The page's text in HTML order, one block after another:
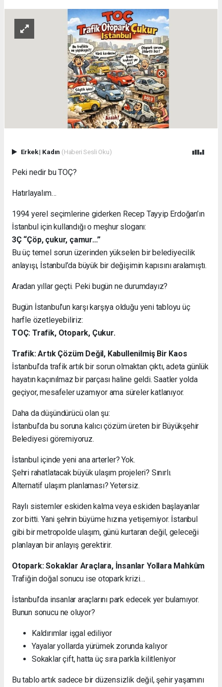
Erkek| Kadın (Haberi Sesli Oku)
Peki nedir bu TOÇ?
Hatırlayalım…
1994 yerel seçimlerine giderken Recep Tayyip Erdoğan’ın
İstanbul için kullandığı o meşhur sloganı:
3Ç “Çöp, çukur, çamur…”
Bu üç temel sorun üzerinden yükselen bir belediyecilik
anlayışı, İstanbul’da büyük bir değişimin kapısını aralamıştı.
Aradan yıllar geçti. Peki bugün ne durumdayız?
Bugün İstanbul’un karşı karşıya olduğu yeni tabloyu üç
harfle özetleyebiliriz:
TOÇ: Trafik, Otopark, Çukur.
Trafik: Artık Çözüm Değil, Kabullenilmiş Bir Kaos
İstanbul’da trafik artık bir sorun olmaktan çıktı, adeta günlük
hayatın kaçınılmaz bir parçası haline geldi. Saatler yolda
geçiyor, mesafeler uzamıyor ama süreler katlanıyor.
Daha da düşündürücü olan şu:
İstanbul’da bu soruna kalıcı çözüm üreten bir Büyükşehir
Belediyesi göremiyoruz.
İstanbul içinde yeni ana arterler? Yok.
Şehri rahatlatacak büyük ulaşım projeleri? Sınırlı.
Alternatif ulaşım planlaması? Yetersiz.
Raylı sistemler eskiden kalma veya eskiden başlayanlar
zor bitti. Yani şehrin büyüme hızına yetişemiyor. İstanbul
gibi bir metropolde ulaşım, günü kurtaran değil, geleceği
planlayan bir anlayış gerektirir.
Otopark: Sokaklar Araçlara, İnsanlar Yollara Mahkûm
Trafiğin doğal sonucu ise otopark krizi…
İstanbul’da insanlar araçlarını park edecek yer bulamıyor.
Bunun sonucu ne oluyor?
Kaldırımlar işgal ediliyor
Yayalar yollarda yürümek zorunda kalıyor
Sokaklar çift, hatta üç sıra parkla kilitleniyor
Bu tablo artık sadece bir düzensizlik değil, şehir yaşamını